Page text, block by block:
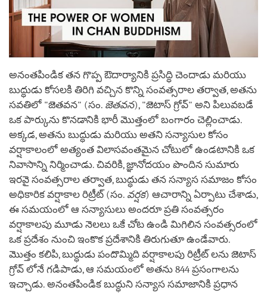
అనంతపిండిక తన గొప్ప ఔదార్యానికి ప్రసిద్ధి చెందాడు మరియు
బుద్ధుడు కోసలకి తిరిగి వచ్చిన కొన్ని సంవత్సరాల తర్వాత, అతను
సవతిలో "జెతవన" (సం. జెతవన), "జెటాస్ గ్రోవ్" అని పిలువబడే
ఒక పార్కును కొనడానికి భారీ మొత్తంలో బంగారం చెల్లించాడు.
అక్కడ, అతను బుద్ధుడు మరియు అతని సన్యాసుల కోసం
వర్షాకాలంలో అత్యంత విలాసవంతమైన చోటులో ఉండటానికి ఒక
నివాసాన్ని నిర్మించాడు. చివరికి, జ్ఞానోదయం పొందిన సుమారు
ఇరవై సంవత్సరాల తర్వాత, బుద్ధుడు తన సన్యాస సమాజం కోసం
అధికారిక వర్షాకాల రిట్రీట్ (సం. వర్షక) ఆచారాన్ని ఏర్పాటు చేశాడు,
ఈ సమయంలో ఆ సన్యాసులు అందరూ ప్రతి సంవత్సరం
వర్షాకాలపు మూడు నెలలు ఒకే చోట ఉండి మిగిలిన సంవత్సరంలో
ఒక ప్రదేశం నుంచి ఇంకొక ప్రదేశానికి తిరుగుతూ ఉండేవారు.
మొత్తం కలిపి, బుద్ధుడు పందొమ్మిది వర్షాకాలపు రిట్రీట్ లను జెటాస్
గ్రోవ్ లోనే గడిపాడు, ఆ సమయంలో అతను 844 ప్రసంగాలను
ఇచ్చాడు. అనంతపిండిక బుద్ధుని సన్యాస సమాజానికి ప్రధాన